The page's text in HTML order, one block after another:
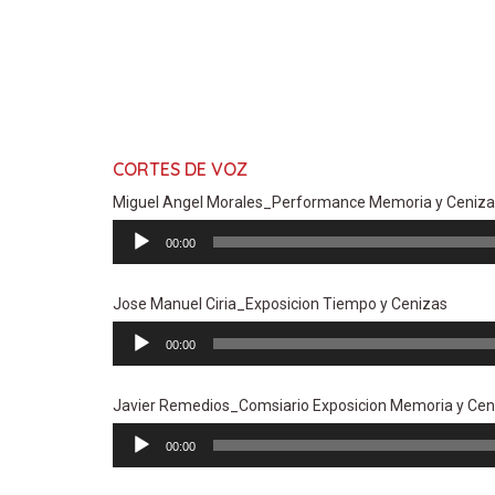
CORTES DE VOZ
Miguel Angel Morales_Performance Memoria y Ceniza
Reproductor
00:00
Jose Manuel Ciria_Exposicion Tiempo y Cenizas
Reproductor
00:00
Javier Remedios_Comsiario Exposicion Memoria y
Reproductor
00:00